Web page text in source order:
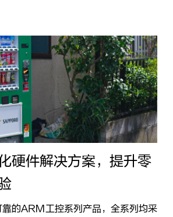
硬件解决方案，提升零
靠的ARM工控系列产品，全系列均采